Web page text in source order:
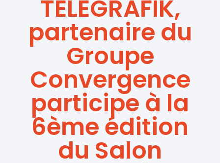
TELEGRAFIK,
partenaire du
Groupe
Convergence
participe à la
6ème édition
du Salon